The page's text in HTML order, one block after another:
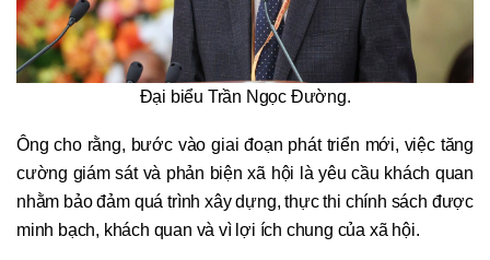
Đại biểu Trần Ngọc Đường.
Ông cho rằng, bước vào giai đoạn phát triển mới, việc tăng
cường giám sát và phản biện xã hội là yêu cầu khách quan
nhằm bảo đảm quá trình xây dựng, thực thi chính sách được
minh bạch, khách quan và vì lợi ích chung của xã hội.